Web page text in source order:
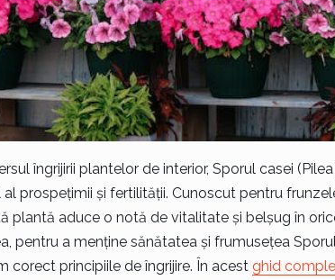
îngrijirii plantelor de interior, Sporul casei
prospețimii și fertilității. Cunoscut pentru
plantă aduce o notă de vitalitate și belșug în
pentru a menține sănătatea și frumusețea
corect principiile de îngrijire. În acest ghid